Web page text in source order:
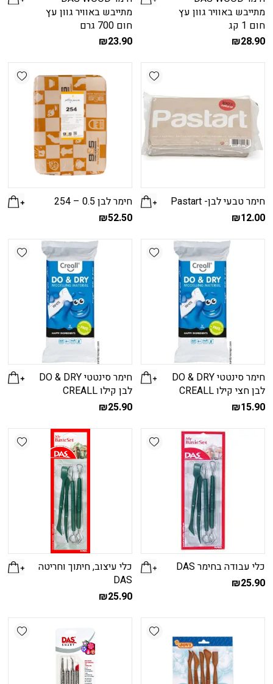
מתייבש באוויר גוון עץ
חום 1 קג
₪28.90
מתייבש באוויר גוון עץ
חום 700 גרם
₪23.90
Add wishlist
חימר טבעי לבן- Pastart
₪12.00
חימר לבן 0.5 – 254
₪52.50
Add wishlist
חימר סינטטי DO & DRY
לבן חצי קילו CREALL
₪15.90
חימר סינטטי DO & DRY
לבן קילו CREALL
₪25.90
Add wishlist
כלי עבודה בחימר DAS
₪25.90
כלי עיצוב, חיתוך וחריטה
DAS
₪25.90
Add wishlist